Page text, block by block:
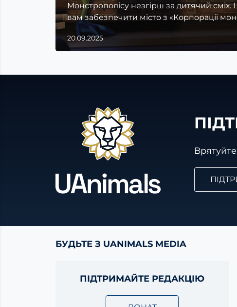
Монстрополісу незгірш за дитячий сміх.
вам забезпечити місто з «Корпорації
20.09.2025
БУДЬТЕ З UANIMALS MEDIA
ПІДТРИМАЙТЕ РЕДАКЦІЮ